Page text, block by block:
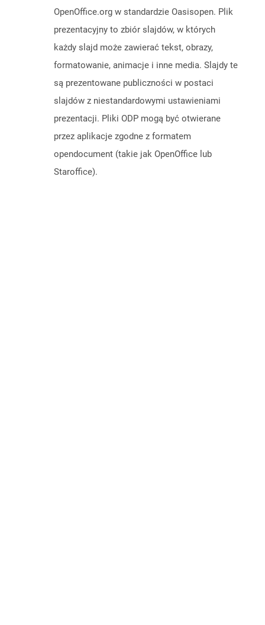
OpenOffice.org w standardzie Oasisopen. Plik
prezentacyjny to zbiór slajdów, w których
każdy slajd może zawierać tekst, obrazy,
formatowanie, animacje i inne media. Slajdy te
są prezentowane publiczności w postaci
slajdów z niestandardowymi ustawieniami
prezentacji. Pliki ODP mogą być otwierane
przez aplikacje zgodne z formatem
opendocument (takie jak OpenOffice lub
Staroffice).